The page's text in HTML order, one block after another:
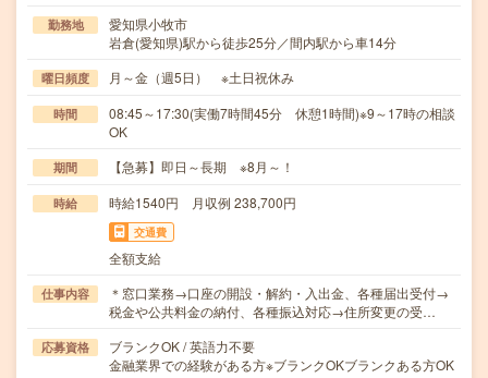
勤務地
愛知県小牧市
岩倉(愛知県)駅から徒歩25分／間内駅から車14分
曜日頻度 月～金（週5日） ※土日祝休み
時間
08:45～17:30(実働7時間45分 休憩1時間)※9～17時の相談
OK
期間 【急募】即日～長期 ※8月～！
時給 時給1540円 月収例 238,700円
交通費
全額支給
仕事内容
＊窓口業務→口座の開設・解約・入出金、各種届出受付→
税金や公共料金の納付、各種振込対応→住所変更の受…
応募資格
ブランクOK / 英語力不要
金融業界での経験がある方※ブランクOKブランクある方OK